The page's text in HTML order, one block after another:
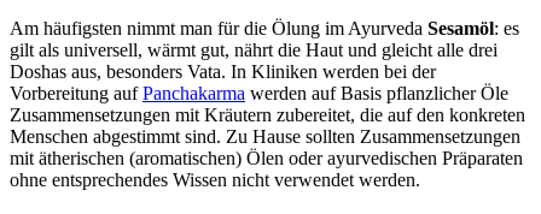
Am häufigsten nimmt man für die Ölung im Ayurveda Sesamöl: es
gilt als universell, wärmt gut, nährt die Haut und gleicht alle drei
Doshas aus, besonders Vata. In Kliniken werden bei der
Vorbereitung aufPanchakarma werden auf Basis pflanzlicher Öle
Zusammensetzungen mit Kräutern zubereitet, die auf den konkreten
Menschen abgestimmt sind. Zu Hause sollten Zusammensetzungen
mit ätherischen (aromatischen) Ölen oder ayurvedischen Präparaten
ohne entsprechendes Wissen nicht verwendet werden.